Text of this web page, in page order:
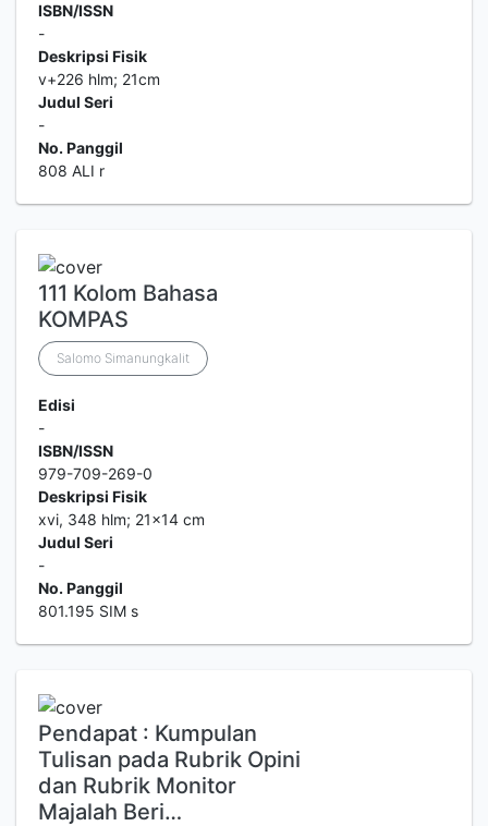
ISBN/ISSN
-
Deskripsi Fisik
v+226 hlm; 21cm
Judul Seri
-
No. Panggil
808 ALI r
111 Kolom Bahasa
KOMPAS
Salomo Simanungkalit
Edisi
-
ISBN/ISSN
979-709-269-0
Deskripsi Fisik
xvi, 348 hlm; 21x14 cm
Judul Seri
-
No. Panggil
801.195 SIM s
Pendapat : Kumpulan
Tulisan pada Rubrik Opini
dan Rubrik Monitor
Majalah Beri…